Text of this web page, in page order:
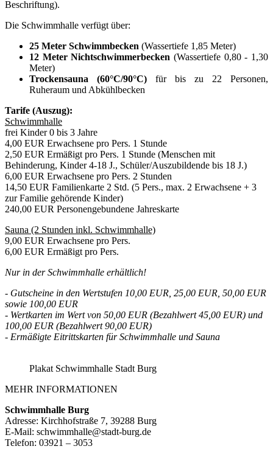
Beschriftung).
Die Schwimmhalle verfügt über:
25 Meter Schwimmbecken (Wassertiefe 1,85 Meter)
12 Meter Nichtschwimmerbecken (Wassertiefe 0,80 - 1,30
Meter)
Trockensauna (60°C/90°C) für bis zu 22 Personen,
Ruheraum und Abkühlbecken
Tarife (Auszug):
Schwimmhalle
frei Kinder 0 bis 3 Jahre
4,00 EUR Erwachsene pro Pers. 1 Stunde
2,50 EUR Ermäßigt pro Pers. 1 Stunde (Menschen mit
Behinderung, Kinder 4-18 J., Schüler/Auszubildende bis 18 J.)
6,00 EUR Erwachsene pro Pers. 2 Stunden
14,50 EUR Familienkarte 2 Std. (5 Pers., max. 2 Erwachsene + 3
zur Familie gehörende Kinder)
240,00 EUR Personengebundene Jahreskarte
Sauna (2 Stunden inkl. Schwimmhalle)
9,00 EUR Erwachsene pro Pers.
6,00 EUR Ermäßigt pro Pers.
Nur in der Schwimmhalle erhältlich!
- Gutscheine in den Wertstufen 10,00 EUR, 25,00 EUR, 50,00 EUR
sowie 100,00 EUR
- Wertkarten im Wert von 50,00 EUR (Bezahlwert 45,00 EUR) und
100,00 EUR (Bezahlwert 90,00 EUR)
- Ermäßigte Eitrittskarten für Schwimmhalle und Sauna
Plakat Schwimmhalle Stadt Burg
MEHR INFORMATIONEN
Schwimmhalle Burg
Adresse: Kirchhofstraße 7, 39288 Burg
E-Mail: schwimmhalle@stadt-burg.de
Telefon: 03921 – 3053